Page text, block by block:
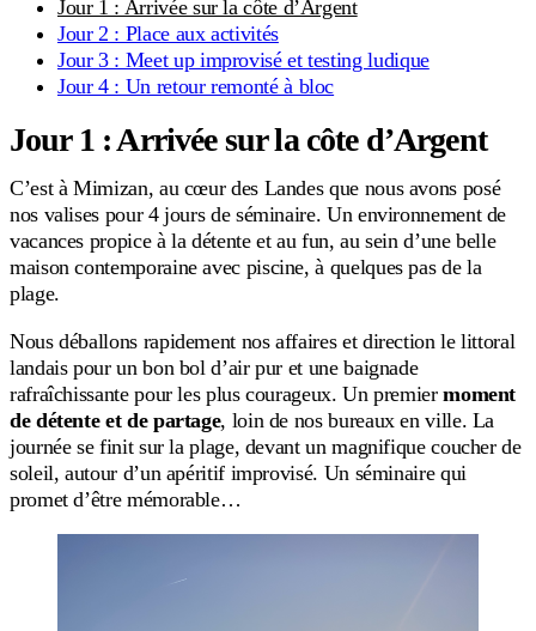
Jour 1 : Arrivée sur la côte d’Argent
Jour 2 : Place aux activités
Jour 3 : Meet up improvisé et testing ludique
Jour 4 : Un retour remonté à bloc
Jour 1 : Arrivée sur la côte d’Argent
C’est à Mimizan, au cœur des Landes que nous avons posé
nos valises pour 4 jours de séminaire. Un environnement de
vacances propice à la détente et au fun, au sein d’une belle
maison contemporaine avec piscine, à quelques pas de la
plage.
Nous déballons rapidement nos affaires et direction le littoral
landais pour un bon bol d’air pur et une baignade
rafraîchissante pour les plus courageux. Un premiermoment
de détente et de partage, loin de nos bureaux en ville. La
journée se finit sur la plage, devant un magnifique coucher de
soleil, autour d’un apéritif improvisé. Un séminaire qui
promet d’être mémorable…